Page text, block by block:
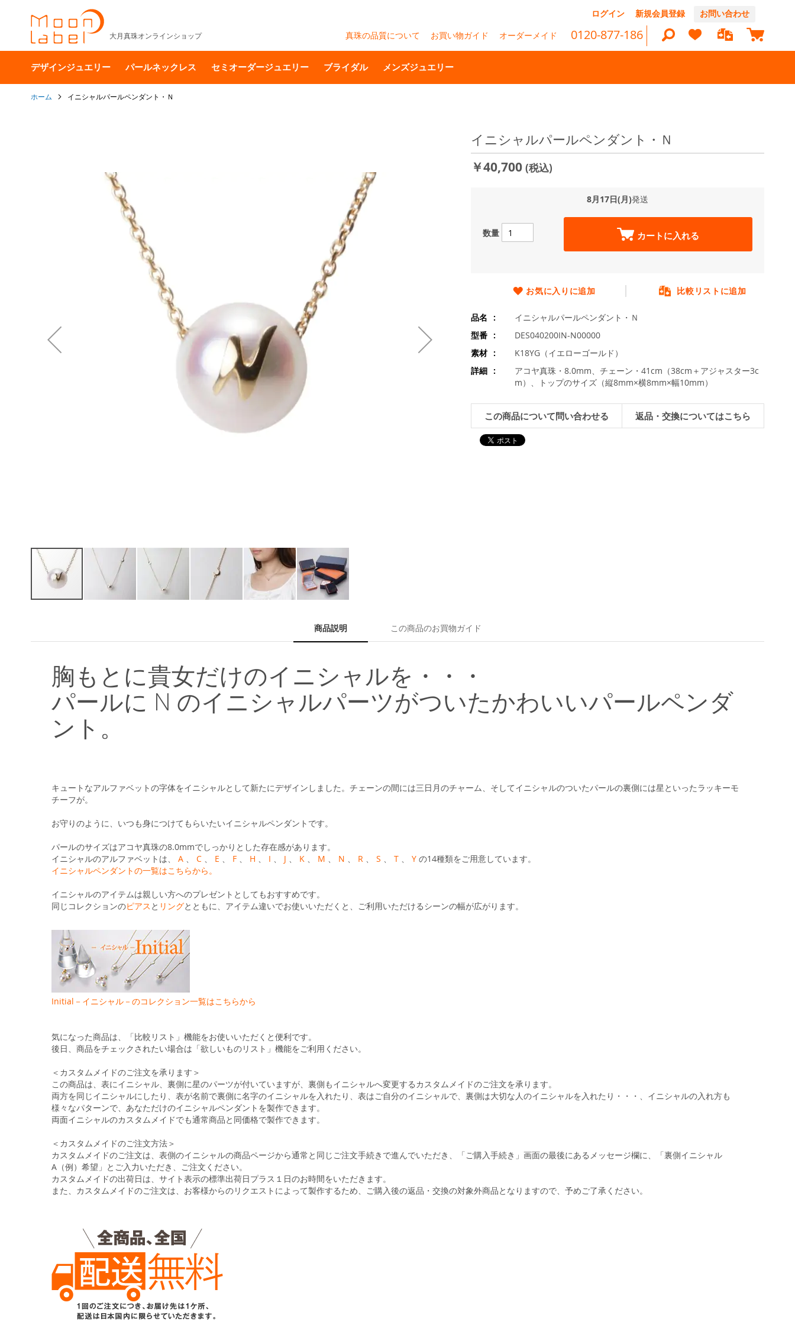
テ
ン
ツ
ログイン 新規会員登録 お問い合わせ
大月真珠オンラインショップ 真珠の品質について お買い物ガイド オーダーメイド 0120-877-186 マイカ
デザインジュエリー パールネックレス セミオーダージュエリー ブライダル メンズジュエリー
ホーム イニシャルパールペンダント・Ｎ
ジ
イニシャルパールペンダント・Ｎ
￥40,700 (税込)
8月17日(月)発送
数量 カートに入れる
お気に入りに追加 比較リストに追加
品名
イニシャルパールペンダント・Ｎ
型番
DES040200IN-N00000
素材
K18YG（イエローゴールド）
詳細
アコヤ真珠・8.0mm、チェーン・41cm（38cm＋アジャスター3c
m）、トップのサイズ（縦8mm×横8mm×幅10mm）
この商品について問い合わせる 返品・交換についてはこちら
商品説明
胸もとに貴女だけのイニシャルを・・・
パールに N のイニシャルパーツがついたかわいいパールペンダ
ント。
キュートなアルファベットの字体をイニシャルとして新たにデザインしました。チェーンの間には三日月のチャーム、そしてイニシャルのついたパールの裏側には星といったラッキーモ
チーフが。
お守りのように、いつも身につけてもらいたいイニシャルペンダントです。
パールのサイズはアコヤ真珠の8.0mmでしっかりとした存在感があります。
イニシャルのアルファベットは、
A 、 C 、 E 、 F 、 H 、 I 、 J 、 K 、 M 、 N 、 R 、 S 、 T 、 Y の14種類をご用意しています。
イニシャルペンダントの一覧はこちらから。
イニシャルのアイテムは親しい方へのプレゼントとしてもおすすめです。
同じコレクションのピアス と リングとともに、アイテム違いでお使いいただくと、ご利用いただけるシーンの幅が広がります。
Initial－イニシャル－のコレクション一覧はこちらから
気になった商品は、「比較リスト」機能をお使いいただくと便利です。
後日、商品をチェックされたい場合は「欲しいものリスト」機能をご利用ください。
＜カスタムメイドのご注文を承ります＞
この商品は、表にイニシャル、裏側に星のパーツが付いていますが、裏側もイニシャルへ変更するカスタムメイドのご注文を承ります。
両方を同じイニシャルにしたり、表が名前で裏側に名字のイニシャルを入れたり、表はご自分のイニシャルで、裏側は大切な人のイニシャルを入れたり・・・、イニシャルの入れ方も
様々なパターンで、あなただけのイニシャルペンダントを製作できます。
両面イニシャルのカスタムメイドでも通常商品と同価格で製作できます。
＜カスタムメイドのご注文方法＞
カスタムメイドのご注文は、表側のイニシャルの商品ページから通常と同じご注文手続きで進んでいただき、「ご購入手続き」画面の最後にあるメッセージ欄に、「裏側イニシャル
A（例）希望」とご入力いただき、ご注文ください。
カスタムメイドの出荷日は、サイト表示の標準出荷日プラス１日のお時間をいただきます。
また、カスタムメイドのご注文は、お客様からのリクエストによって製作するため、ご購入後の返品・交換の対象外商品となりますので、予めご了承ください。
この商品のお買物ガイド